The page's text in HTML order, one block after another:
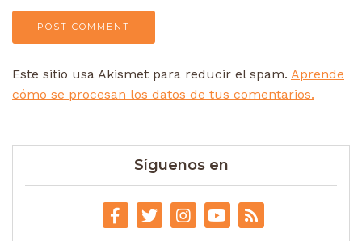
Este sitio usa Akismet para reducir el spam. Aprende
cómo se procesan los datos de tus comentarios.
Síguenos en